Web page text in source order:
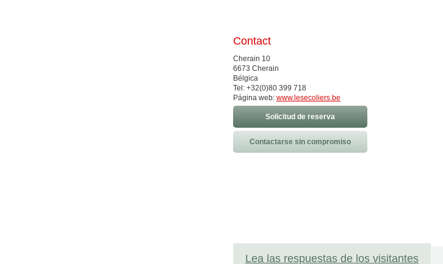
Contact
Cherain 10
6673 Cherain
Bélgica
Tel: +32(0)80 399 718
Página web: www.lesecoliers.be
Solicitud de reserva
Contactarse sin compromiso
Lea las respuestas de los visitantes